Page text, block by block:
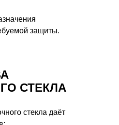
защиты.
СТЕКЛА
стекла даёт